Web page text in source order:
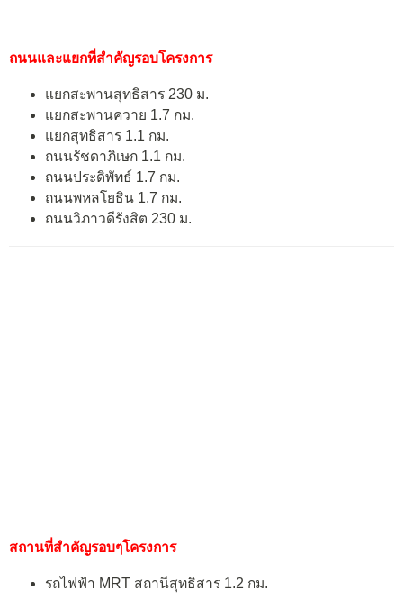
ถนนและแยกที่สำคัญรอบโครงการ
แยกสะพานสุทธิสาร 230 ม.
แยกสะพานควาย 1.7 กม.
แยกสุทธิสาร 1.1 กม.
ถนนรัชดาภิเษก 1.1 กม.
ถนนประดิพัทธ์ 1.7 กม.
ถนนพหลโยธิน 1.7 กม.
ถนนวิภาวดีรังสิต 230 ม.
สถานที่สำคัญรอบๆโครงการ
รถไฟฟ้า MRT สถานีสุทธิสาร 1.2 กม.